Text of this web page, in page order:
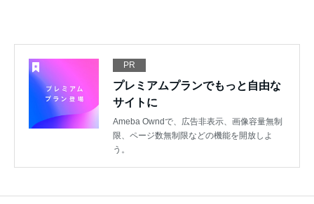
PR
プレミアムプランでもっと自由な
サイトに
Ameba Owndで、広告非表示、画像容量無制
限、ページ数無制限などの機能を開放しよ
う。